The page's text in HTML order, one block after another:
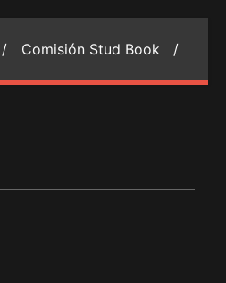
Comisión Stud Book /